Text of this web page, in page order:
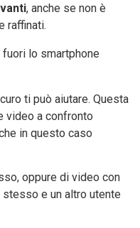
, anche se non è
raffinati.
lo smartphone
ti può aiutare. Questa
video a confronto
in questo caso
oppure di video con
e un altro utente